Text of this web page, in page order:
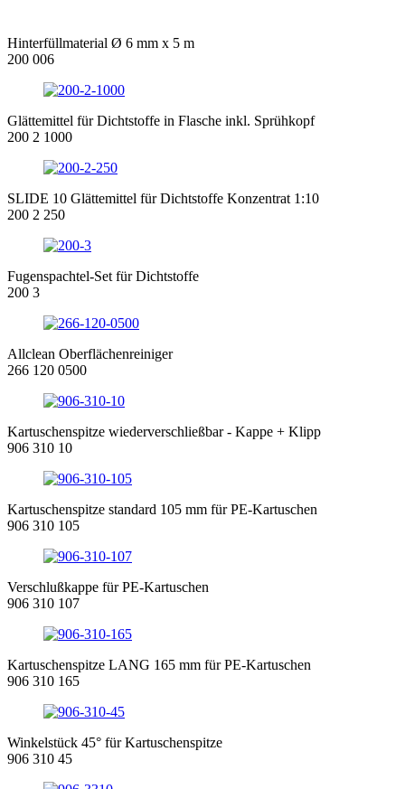
Hinterfüllmaterial Ø 6 mm x 5 m
200 006
Glättemittel für Dichtstoffe in Flasche inkl. Sprühkopf
200 2 1000
SLIDE 10 Glättemittel für Dichtstoffe Konzentrat 1:10
200 2 250
Fugenspachtel-Set für Dichtstoffe
200 3
Allclean Oberflächenreiniger
266 120 0500
Kartuschenspitze wiederverschließbar - Kappe + Klipp
906 310 10
Kartuschenspitze standard 105 mm für PE-Kartuschen
906 310 105
Verschlußkappe für PE-Kartuschen
906 310 107
Kartuschenspitze LANG 165 mm für PE-Kartuschen
906 310 165
Winkelstück 45° für Kartuschenspitze
906 310 45